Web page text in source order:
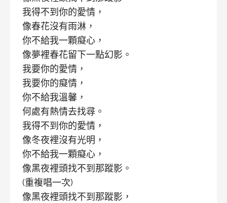
我得不到你的愛情，
像春花沒有雨淋，
你不給我一顆癡心，
像夢裡春花留下一點幻影。
我要你的愛情，
我要你的癡情，
你不給我溫馨，
何處有熱情去找尋。
我得不到你的愛情，
像冬夜裡沒有光明，
你不給我一顆癡心，
像黑夜裡頭找不到那蹤影。
(重複唱一次)
像黑夜裡頭找不到那蹤影，